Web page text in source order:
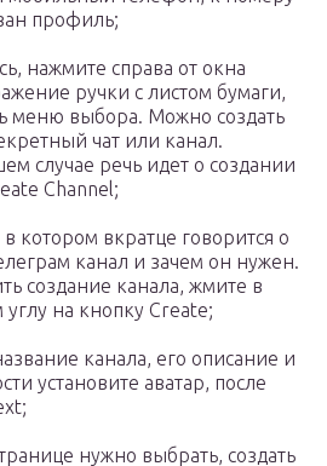
профиль;
нажмите справа от окна
ручки с листом бумаги,
меню выбора. Можно создать
чат или канал.
случае речь идет о создании
Channel;
котором вкратце говорится о
канал и зачем он нужен.
создание канала, жмите в
на кнопку Create;
канала, его описание и
установите аватар, после
нужно выбрать, создать